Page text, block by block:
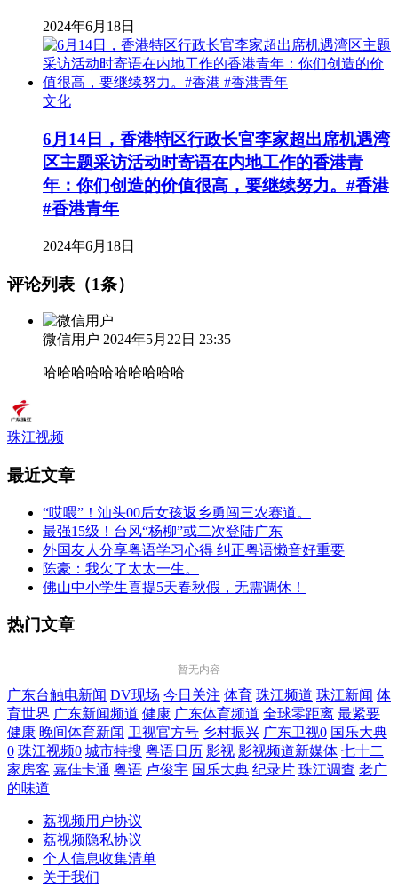
2024年6月18日
文化
6月14日，香港特区行政长官李家超出席机遇湾
区主题采访活动时寄语在内地工作的香港青
年：你们创造的价值很高，要继续努力。#香港
#香港青年
2024年6月18日
评论列表（1条）
微信用户 2024年5月22日 23:35
哈哈哈哈哈哈哈哈哈哈
珠江视频
最近文章
“哎喂”！汕头00后女孩返乡勇闯三农赛道。
最强15级！台风“杨柳”或二次登陆广东
外国友人分享粤语学习心得 纠正粤语懒音好重要
陈豪：我欠了太太一生。
佛山中小学生喜提5天春秋假，无需调休！
热门文章
暂无内容
广东台触电新闻 DV现场 今日关注 体育 珠江频道 珠江新闻 体
育世界 广东新闻频道 健康 广东体育频道 全球零距离 最紧要
健康 晚间体育新闻 卫视官方号 乡村振兴 广东卫视0 国乐大典
0 珠江视频0 城市特搜 粤语日历 影视 影视频道新媒体 七十二
家房客 嘉佳卡通 粤语 卢俊宇 国乐大典 纪录片 珠江调查 老广
的味道
荔视频用户协议
荔视频隐私协议
个人信息收集清单
关于我们